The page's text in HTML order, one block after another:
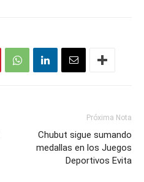
Próxima Nota
Chubut sigue sumando
medallas en los Juegos
Deportivos Evita